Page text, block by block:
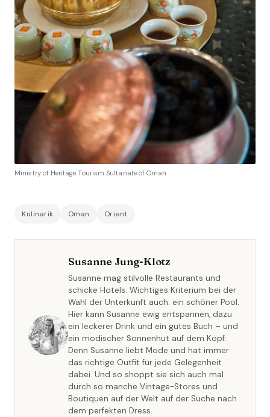
Ministry of Heritage Tourism Sultanate of Oman
Kulinarik Oman Orient
Susanne Jung-Klotz
Susanne mag stilvolle Restaurants und
schicke Hotels. Wichtiges Kriterium bei der
Wahl der Unterkunft auch: ein schöner Pool.
Hier kann Susanne ewig entspannen, dazu
ein leckerer Drink und ein gutes Buch – und
ein modischer Sonnenhut auf dem Kopf.
Denn Susanne liebt Mode und hat immer
das richtige Outfit für jede Gelegenheit
dabei. Und so shoppt sie sich auch mal
durch so manche Vintage-Stores und
Boutiquen auf der Welt auf der Suche nach
dem perfekten Dress.